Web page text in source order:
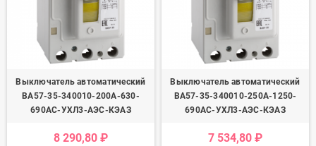
Выключатель автоматический
ВА57-35-340010-200А-630-
690AC-УХЛ3-АЭС-КЭАЗ
8 290,80 ₽
Выключатель автоматический
ВА57-35-340010-250А-1250-
690AC-УХЛ3-АЭС-КЭАЗ
7 534,80 ₽